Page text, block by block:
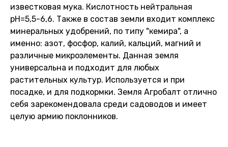
известковая мука. Кислотность нейтральная
pH=5,5-6,6. Также в состав земли входит комплекс
минеральных удобрений, по типу "кемира", а
именно: азот, фосфор, калий, кальций, магний и
различные микроэлементы. Данная земля
универсальна и подходит для любых
растительных культур. Используется и при
посадке, и для подкормки. Земля Агробалт отлично
себя зарекомендовала среди садоводов и имеет
целую армию поклонников.